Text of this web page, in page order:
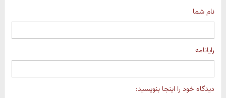
نام شما
رایانامه
دیدگاه خود را اینجا بنویسید: